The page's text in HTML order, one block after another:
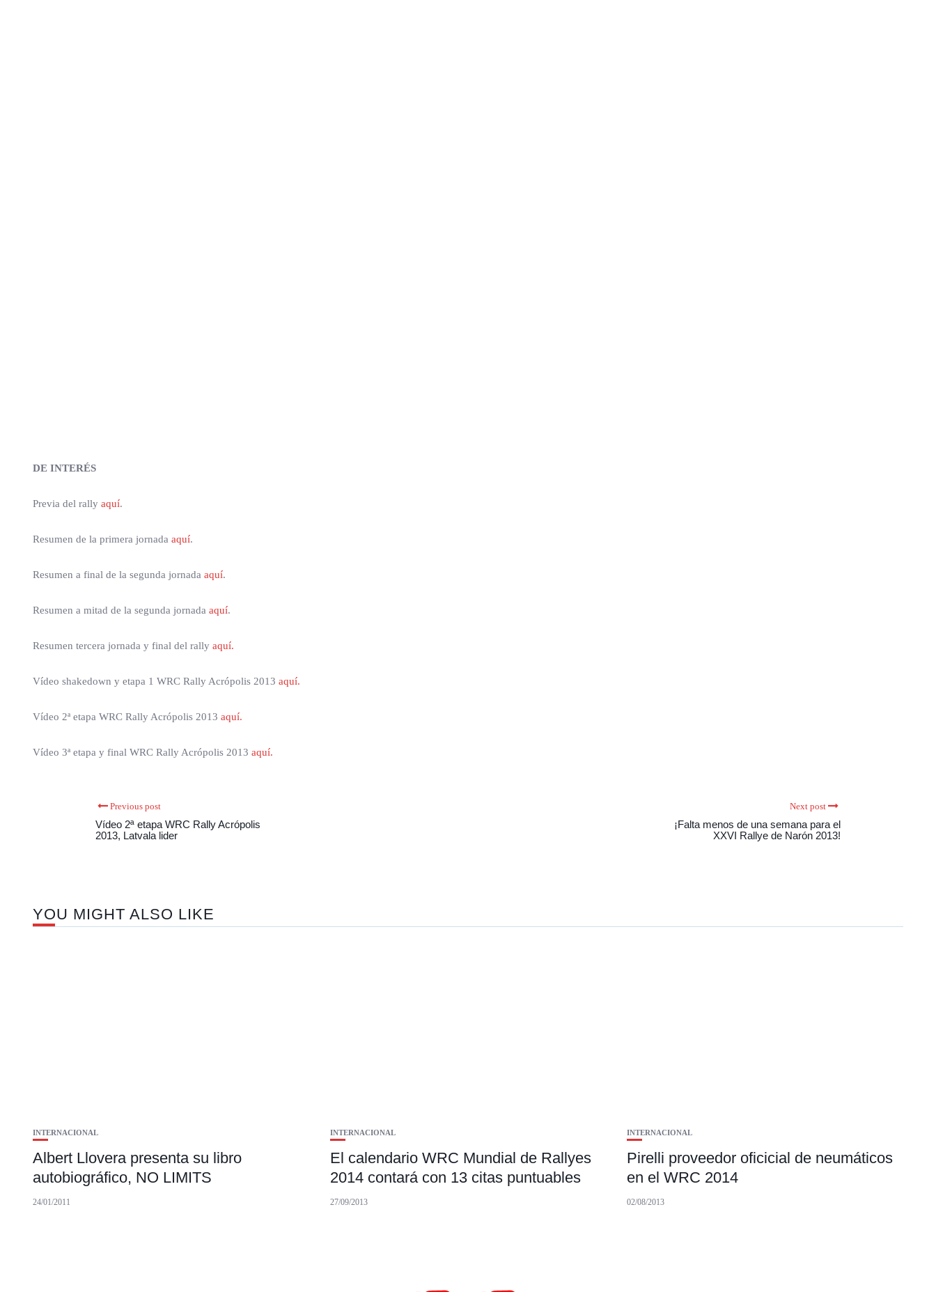
DE INTERÉS
Previa del rally aquí.
Resumen de la primera jornada aquí.
Resumen a final de la segunda jornada aquí.
Resumen a mitad de la segunda jornada aquí.
Resumen tercera jornada y final del rally aquí.
Vídeo shakedown y etapa 1 WRC Rally Acrópolis 2013 aquí.
Vídeo 2ª etapa WRC Rally Acrópolis 2013 aquí.
Vídeo 3ª etapa y final WRC Rally Acrópolis 2013 aquí.
Previous post
Vídeo 2ª etapa WRC Rally Acrópolis
2013, Latvala lider
Next post
¡Falta menos de una semana para el
XXVI Rallye de Narón 2013!
YOU MIGHT ALSO LIKE
INTERNACIONAL
Albert Llovera presenta su libro
autobiográfico, NO LIMITS
24/01/2011
INTERNACIONAL
El calendario WRC Mundial de Rallyes
2014 contará con 13 citas puntuables
27/09/2013
INTERNACIONAL
Pirelli proveedor oficicial de neumáticos
en el WRC 2014
02/08/2013